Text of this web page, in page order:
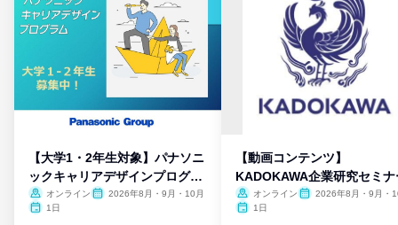
【大学1・2年生対象】パナソニ
ックキャリアデザインプログラ
ム
オンライン
2026年8月・9月・10月
1日
【動画コンテンツ】
KADOKAWA企業研究セミナ
オンライン
2026年8月・9月・
1日